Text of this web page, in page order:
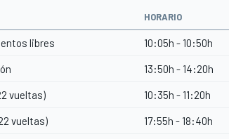
HORARIO
libres 10:05h - 10:50h
13:50h - 14:20h
vueltas) 10:35h - 11:20h
vueltas) 17:55h - 18:40h